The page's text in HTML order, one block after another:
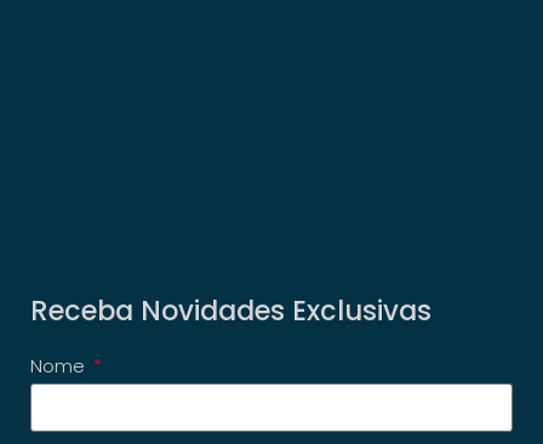
Receba Novidades Exclusivas
Nome